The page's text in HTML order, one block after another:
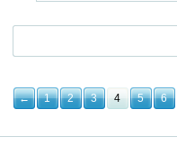
← 1 2 3 4 5 6